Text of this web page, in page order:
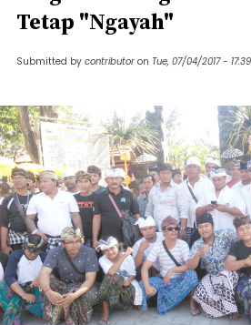
Tetap "Ngayah"
Submitted by contributor on Tue, 07/04/2017 - 17:39